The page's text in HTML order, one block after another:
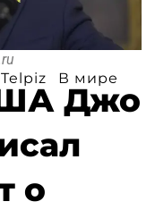
В мире
Джо
о